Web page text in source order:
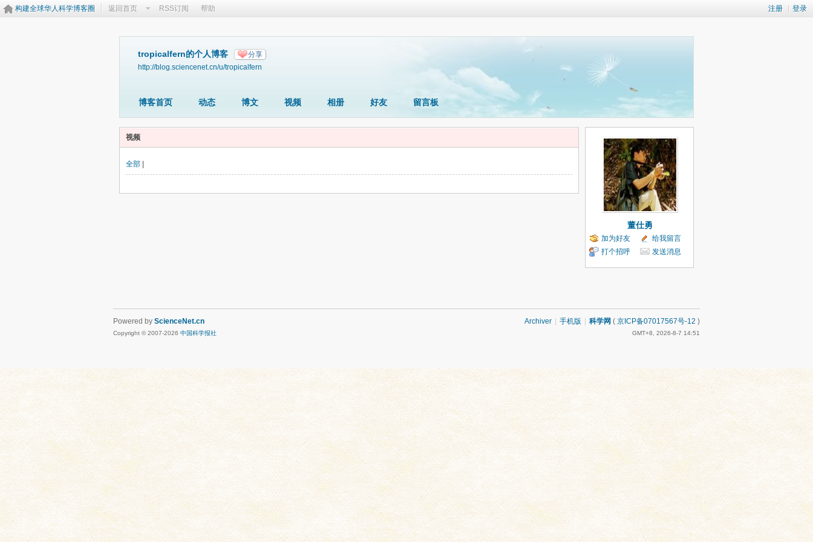
注册 登录
构建全球华人科学博客圈 返回首页 RSS订阅 帮助
tropicalfern的个人博客 分享
http://blog.sciencenet.cn/u/tropicalfern
博客首页 动态 博文 视频 相册 好友 留言板
视频
全部
董仕勇
加为好友
给我留言
打个招呼
发送消息
Archiver 手机版 科学网 ( 京ICP备07017567号-12 )
GMT+8, 2026-8-7 14:51
Powered by ScienceNet.cn
Copyright © 2007-2026 中国科学报社